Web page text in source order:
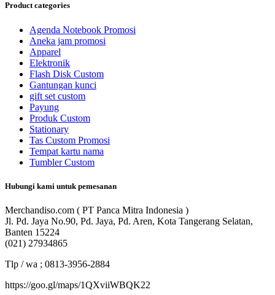
Product categories
Agenda Notebook Promosi
Aneka jam promosi
Apparel
Elektronik
Flash Disk Custom
Gantungan kunci
gift set custom
Payung
Produk Custom
Stationary
Tas Custom Promosi
Tempat kartu nama
Tumbler Custom
Hubungi kami untuk pemesanan
Merchandiso.com ( PT Panca Mitra Indonesia )
Jl. Pd. Jaya No.90, Pd. Jaya, Pd. Aren, Kota Tangerang Selatan,
Banten 15224
(021) 27934865
Tlp / wa ; 0813-3956-2884
https://goo.gl/maps/1QXviiWBQK22